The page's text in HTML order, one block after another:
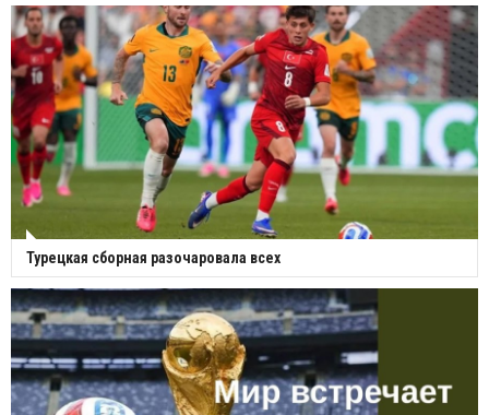
Турецкая сборная разочаровала всех